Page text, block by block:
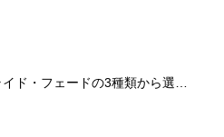
ド・フェードの3種類から選…